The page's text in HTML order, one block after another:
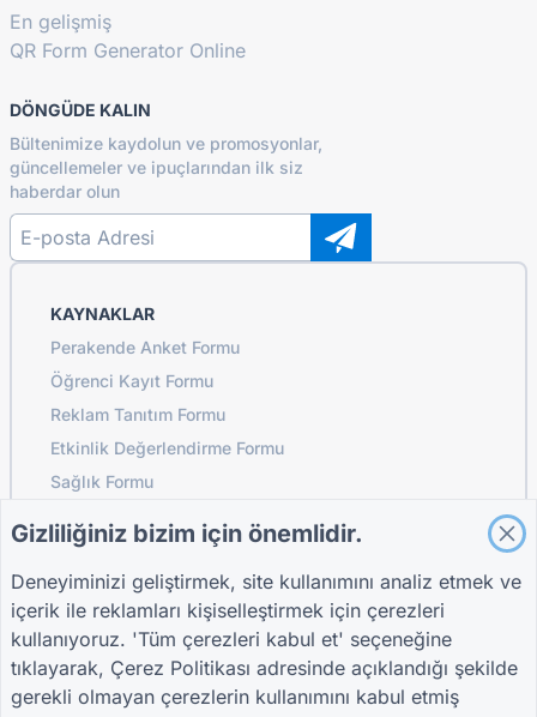
En gelişmiş
QR Form Generator Online
DÖNGÜDE KALIN
Bültenimize kaydolun ve promosyonlar,
güncellemeler ve ipuçlarından ilk siz
haberdar olun
KAYNAKLAR
Perakende Anket Formu
Öğrenci Kayıt Formu
Reklam Tanıtım Formu
Etkinlik Değerlendirme Formu
Sağlık Formu
İnşaat İçin Proje Değerlendirme Formu
Lojistik Tedarikçi Değerlendirme Formu
Yardımcı Hizmetler İçin Hizmet Talep Formu
Müşteri Katılım Formu
Gizliliğiniz bizim için önemlidir.
Deneyiminizi geliştirmek, site kullanımını analiz etmek ve
içerik ile reklamları kişiselleştirmek için çerezleri
kullanıyoruz. 'Tüm çerezleri kabul et' seçeneğine
tıklayarak, Çerez Politikası adresinde açıklandığı şekilde
gerekli olmayan çerezlerin kullanımını kabul etmiş